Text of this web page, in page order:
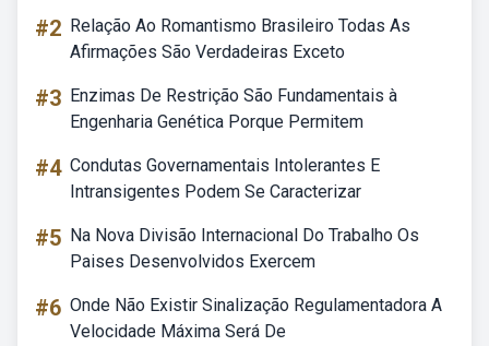
#2 Relação Ao Romantismo Brasileiro Todas As
Afirmações São Verdadeiras Exceto
#3 Enzimas De Restrição São Fundamentais à
Engenharia Genética Porque Permitem
#4 Condutas Governamentais Intolerantes E
Intransigentes Podem Se Caracterizar
#5 Na Nova Divisão Internacional Do Trabalho Os
Paises Desenvolvidos Exercem
#6 Onde Não Existir Sinalização Regulamentadora A
Velocidade Máxima Será De